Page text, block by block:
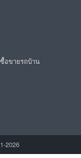
ซื้อขายรถบ้าน
2026